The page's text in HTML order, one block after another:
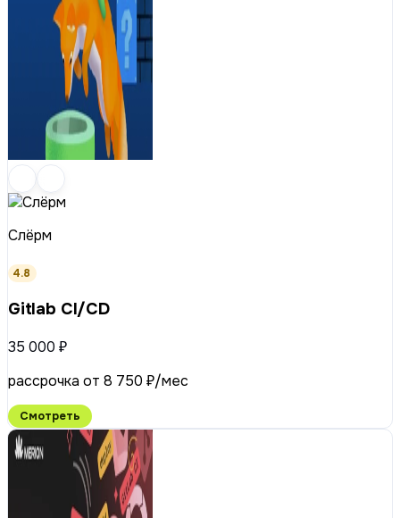
Слёрм
4.8
Gitlab CI/CD
35 000 ₽
рассрочка от 8 750 ₽/мес
Смотреть